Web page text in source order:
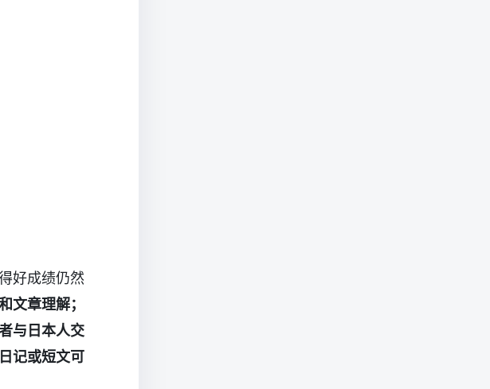
好成绩仍然
文章理解；
与日本人交
记或短文可